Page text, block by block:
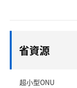
省資源
超小型ONU